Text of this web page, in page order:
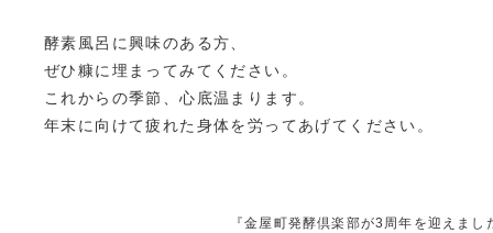
酵素風呂に興味のある方、
ぜひ糠に埋まってみてください。
これからの季節、心底温まります。
年末に向けて疲れた身体を労ってあげてください。
『金屋町発酵倶楽部が3周年を迎えまし